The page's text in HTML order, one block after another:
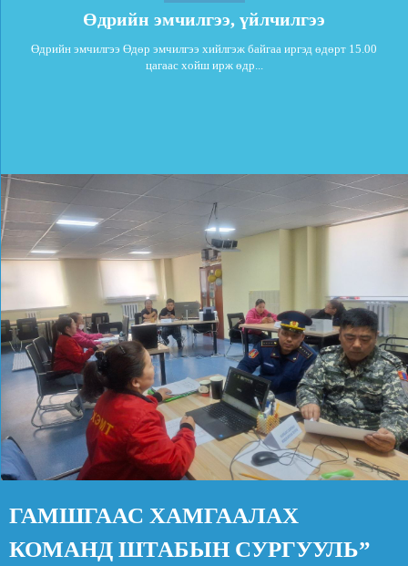
Өдрийн эмчилгээ, үйлчилгээ
Өдрийн эмчилгээ Өдөр эмчилгээ хийлгэж байгаа иргэд өдөрт 15.00
цагаас хойш ирж өдр...
ГАМШГААС ХАМГААЛАХ
КОМАНД ШТАБЫН СУРГУУЛЬ”